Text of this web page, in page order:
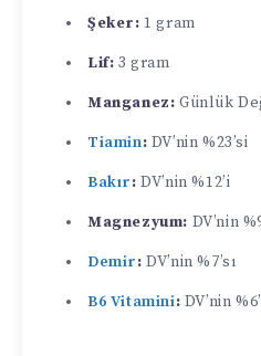
Şeker: 1 gram
Lif: 3 gram
Manganez: Günlük
Tiamin: DV’nin %23’si
Bakır: DV’nin %12’i
Magnezyum: DV’nin
Demir: DV’nin %7’sı
B6 Vitamini: DV’nin